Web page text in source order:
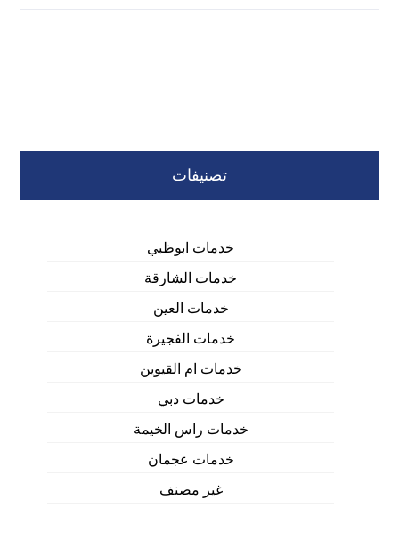
تصنيفات
خدمات ابوظبي
خدمات الشارقة
خدمات العين
خدمات الفجيرة
خدمات ام القيوين
خدمات دبي
خدمات راس الخيمة
خدمات عجمان
غير مصنف